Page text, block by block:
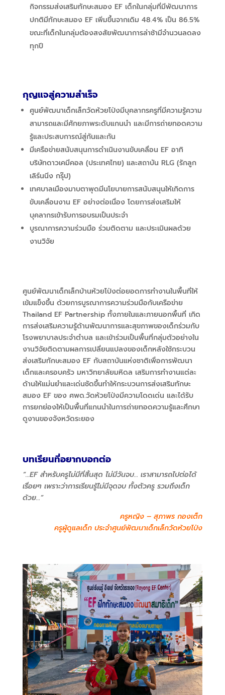
กิจกรรมส่งเสริมทักษะสมอง EF เด็กในกลุ่มที่มีพัฒนาการ
ปกติมีทักษะสมอง EF เพิ่มขึ้นจากเดิม 48.4% เป็น 86.5%
ขณะที่เด็กในกลุ่มต้องสงสัยพัฒนาการล่าช้ามีจำนวนลดลง
ทุกปี
กุญแจสู่ความสำเร็จ
ศูนย์พัฒนาเด็กเล็กวัดห้วยโป่งมีบุคลากรครูที่มีความรู้ความ
สามารถและมีศักยภาพระดับแกนนำ และมีการถ่ายทอดความ
รู้และประสบการณ์สู่กันและกัน
มีเครือข่ายสนับสนุนการดำเนินงานขับเคลื่อน EF อาทิ
บริษัทดาวเคมีคอล (ประเทศไทย) และสถาบัน RLG(รักลูก
เลิร์นนิ่ง กรุ๊ป)
เทศบาลเมืองมาบตาพุดมีนโยบายการสนับสนุนให้เกิดการ
ขับเคลื่อนงาน EF อย่างต่อเนื่อง โดยการส่งเสริมให้
บุคลากรเข้ารับการอบรมเป็นประจำ
บูรณาการความร่วมมือ ร่วมติดตาม และประเมินผลด้วย
งานวิจัย
ศูนย์พัฒนาเด็กเล็กบ้านห้วยโป่งต่อยอดการทำงานในพื้นที่ให้
เข้มแข็งขึ้น ด้วยการบูรณาการความร่วมมือกับเครือข่าย
Thailand EF Partnership ทั้งภายในและภายนอกพื้นที่ เกิด
การส่งเสริมความรู้ด้านพัฒนาการและสุขภาพของเด็กร่วมกับ
โรงพยาบาลประจำตำบล และเข้าร่วมเป็นพื้นที่กลุ่มตัวอย่างใน
งานวิจัยติดตามผลการเปลี่ยนแปลงของเด็กหลังใช้กระบวน
ส่งเสริมทักษะสมอง EF กับสถาบันแห่งชาติเพื่อการพัฒนา
เด็กและครอบครัว มหาวิทยาลัยมหิดล เสริมการทำงานแต่ละ
ด้านให้แม่นยำและเด่นชัดขึ้นทำให้กระบวนการส่งเสริมทักษะ
สมอง EF ของ ศพด.วัดห้วยโป่งมีความโดดเด่น และได้รับ
การยกย่องให้เป็นพื้นที่แกนนำในการถ่ายทอดความรู้และศึกษา
ดูงานของจังหวัดระยอง
บทเรียนที่อยากบอกต่อ
“…EFสำหรับครูไม่มีที่สิ้นสุด ไม่มีวันจบ… เราสามารถไปต่อได้
เรื่อยๆ เพราะว่าการเรียนรู้ไม่มีจุดจบ ทั้งตัวครู รวมถึงเด็ก
ด้วย…”
ครูหญิง – สุภาพร กองเต็ก
ครูผู้ดูแลเด็ก ประจำศูนย์พัฒนาเด็กเล็กวัดห้วยโป่ง